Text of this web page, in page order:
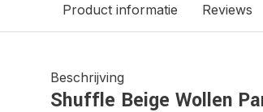
Product informatie Reviews
Beschrijving
Shuffle Beige Wollen